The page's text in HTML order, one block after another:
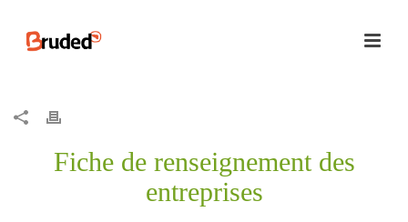
Fiche de renseignement des
entreprises